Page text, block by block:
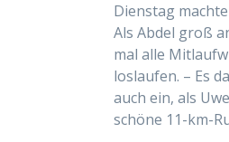
Dienstag
Als Abdel groß
mal alle
loslaufen. – Es
auch ein, als
schöne 11-km-